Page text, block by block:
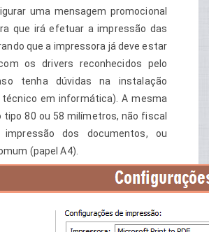
uma mensagem promocional
que irá efetuar a impressão das
que a impressora já deve estar
os drivers reconhecidos pelo
tenha dúvidas na instalação
em informática). A mesma
tipo 80 ou 58 milímetros, não fiscal
impressão dos documentos, ou
(papel A4).